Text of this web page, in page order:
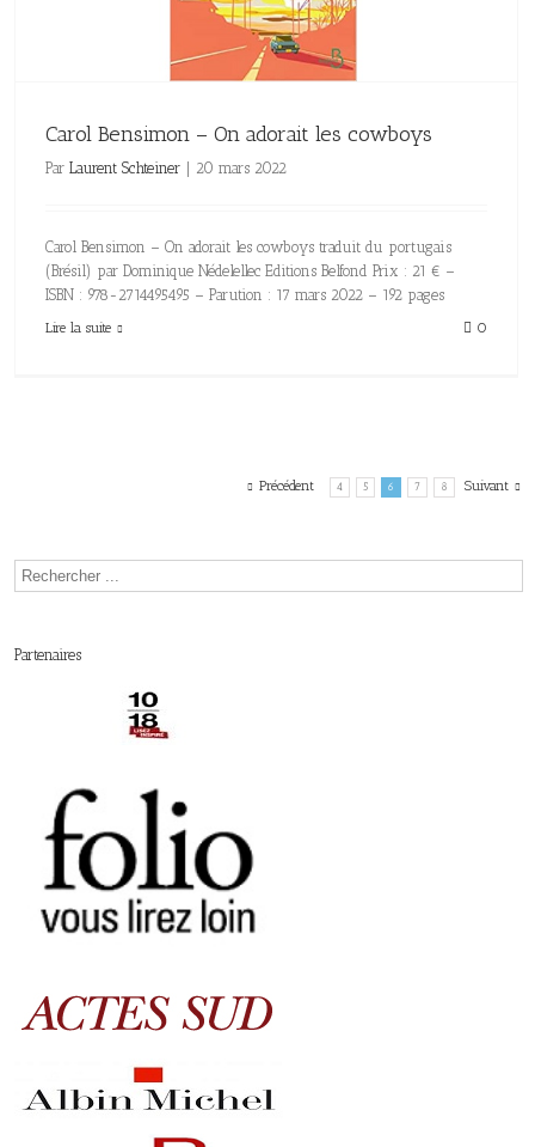
Carol Bensimon – On adorait les cowboys
Par Laurent Schteiner | 20 mars 2022
Carol Bensimon – On adorait les cowboys traduit du portugais
(Brésil) par Dominique Nédelellec Editions Belfond Prix : 21 € –
ISBN : 978-2714495495 – Parution : 17 mars 2022 – 192 pages
Lire la suite 0
Précédent 4 5 6 7 8 Suivant
Partenaires